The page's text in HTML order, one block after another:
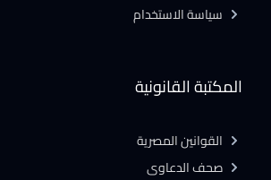
المكتبة القانونية
القوانين المصرية
صحف الدعاوى
سياسة الاستخدام